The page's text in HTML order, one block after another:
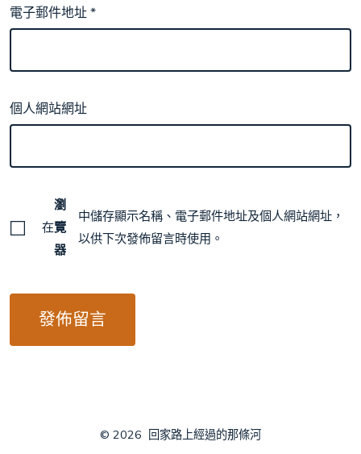
電子郵件地址*
個人網站網址
在
瀏
覽
器
中儲存顯示名稱、電子郵件地址及個人網站網址，
以供下次發佈留言時使用。
© 2026 回家路上經過的那條河